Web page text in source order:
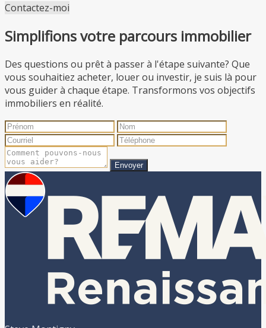
Contactez-moi
Simplifions votre parcours immobilier
Des questions ou prêt à passer à l'étape suivante? Que
vous souhaitiez acheter, louer ou investir, je suis là pour
vous guider à chaque étape. Transformons vos objectifs
immobiliers en réalité.
Envoyer